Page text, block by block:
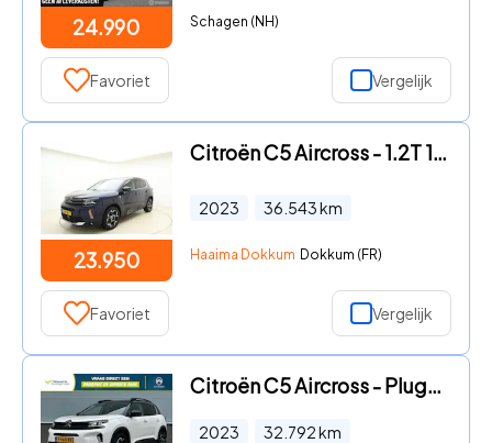
24.990 Schagen (NH)
Favoriet Vergelijk
23.950
Citroën C5 Aircross - 1.2T 130pk C-Series | PHC Vering | Comfort Seats | Achteruit
2023 36.543km
Haaima Dokkum Dokkum (FR)
Favoriet Vergelijk
Citroën C5 Aircross - Plug-in Hybrid 180 Business Plus | Pack Park Assist | Apple
2023 32.792km